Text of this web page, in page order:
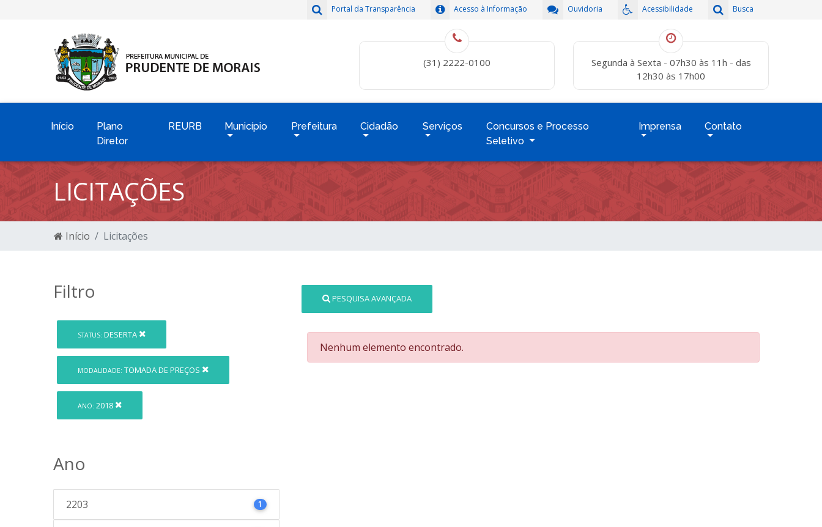
Busca
Acessibilidade
Ouvidoria
Acesso à Informação
Portal da Transparência
(31) 2222-0100
Segunda à Sexta - 07h30 às 11h - das
12h30 às 17h00
Início
Plano
Diretor
REURB Município Prefeitura Cidadão Serviços
Concursos e Processo
Seletivo
Imprensa Contato
LICITAÇÕES
Início Licitações
Filtro
STATUS: DESERTA
MODALIDADE: TOMADA DE PREÇOS
ANO: 2018
Ano
2203 1
PESQUISA AVANÇADA
Nenhum elemento encontrado.